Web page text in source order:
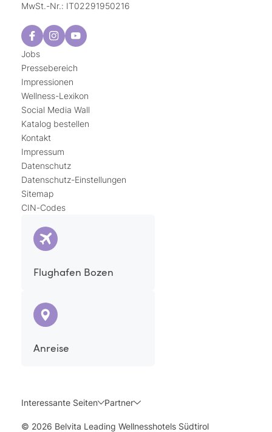
MwSt.-Nr.: IT02291950216
Jobs
Pressebereich
Impressionen
Wellness-Lexikon
Social Media Wall
Katalog bestellen
Kontakt
Impressum
Datenschutz
Datenschutz-Einstellungen
Sitemap
CIN-Codes
Flughafen Bozen
Anreise
Interessante Seiten Partner
© 2026 Belvita Leading Wellnesshotels Südtirol